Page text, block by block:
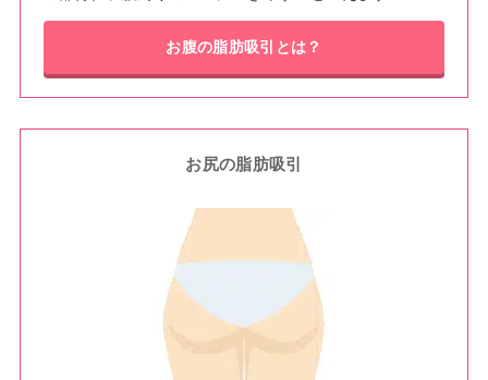
お腹の脂肪吸引とは？
お尻の脂肪吸引